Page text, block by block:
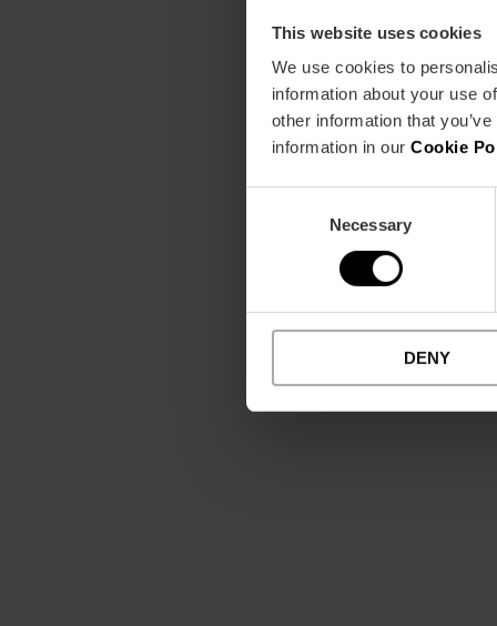
This website uses cookies
We use cookies to
information about your use
other information that
information in our Cookie
Necessary
DENY